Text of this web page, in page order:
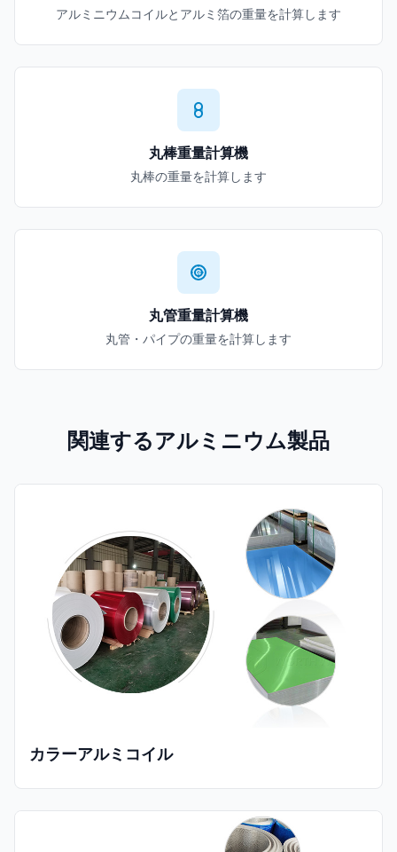
アルミニウムコイルとアルミ箔の重量を計算します
丸棒重量計算機
丸棒の重量を計算します
丸管重量計算機
丸管・パイプの重量を計算します
関連するアルミニウム製品
カラーアルミコイル